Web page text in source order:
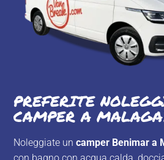
PREFERITE
CAMPER A
Noleggiate uncamper Benimar a